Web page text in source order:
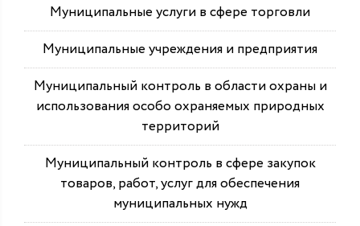
Муниципальные услуги в сфере торговли
Муниципальные учреждения и предприятия
Муниципальный контроль в области охраны и
использования особо охраняемых природных
территорий
Муниципальный контроль в сфере закупок
товаров, работ, услуг для обеспечения
муниципальных нужд